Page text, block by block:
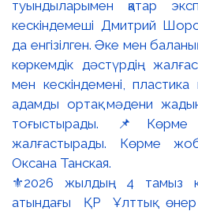
⚜️2026 жылдың 4 тамыз
атындағы ҚР Ұлттық өнер